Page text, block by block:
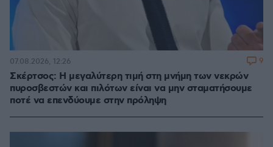
Σκέρτσος: Η μεγαλύτερη τιμή στη μνήμη των νεκρών
πυροσβεστών και πιλότων είναι να μην σταματήσουμε
ποτέ να επενδύουμε στην πρόληψη
07.08.2026, 12:26 9